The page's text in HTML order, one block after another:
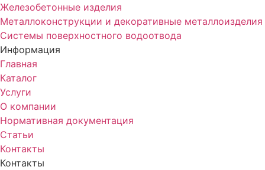
Железобетонные изделия
Металлоконструкции и декоративные металлоизделия
Системы поверхностного водоотвода
Информация
Главная
Каталог
Услуги
О компании
Нормативная документация
Статьи
Контакты
Контакты